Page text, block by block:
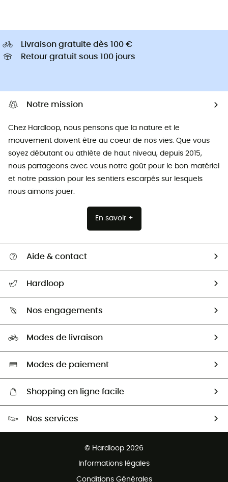
Livraison gratuite dès 100 €
Retour gratuit sous 100 jours
Notre mission
Chez Hardloop, nous pensons que la nature et le
mouvement doivent être au coeur de nos vies. Que vous
soyez débutant ou athlète de haut niveau, depuis 2015,
nous partageons avec vous notre goût pour le bon matériel
et notre passion pour les sentiers escarpés sur lesquels
nous aimons jouer.
En savoir +
Aide & contact
Retour & remboursement
Guide des tailles
Seconde Main
Aide & Contact
Hardloop
HardGuides
Nos engagements
Sélection éco-responsable
Modes de livraison
Modes de paiement
Shopping en ligne facile
Nos services
© Hardloop 2026
Informations légales
Conditions Générales